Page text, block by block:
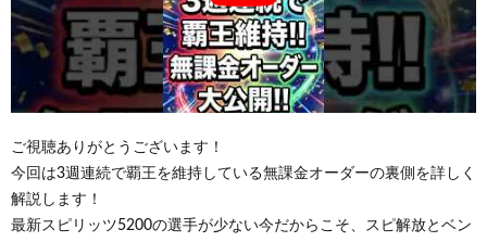
ご視聴ありがとうございます！
今回は3週連続で覇王を維持している無課金オーダーの裏側を詳しく
解説します！
最新スピリッツ5200の選手が少ない今だからこそ、スピ解放とベン